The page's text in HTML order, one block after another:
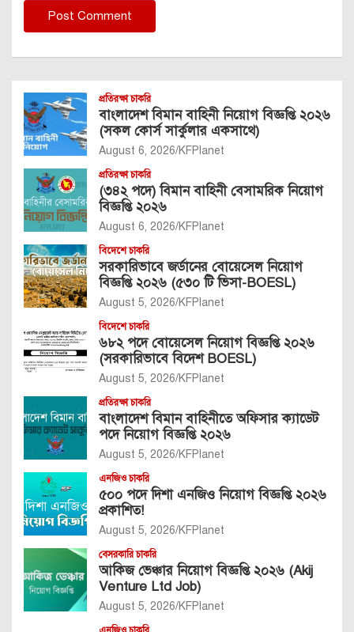
প্রতিরক্ষা চাকরি
বাংলাদেশ বিমান বাহিনী নিয়োগ বিজ্ঞপ্তি ২০২৬
(সকল কোর্স সার্কুলার একসাথে)
August 6, 2026 KFPlanet
প্রতিরক্ষা চাকরি
(৩৪২ পদে) বিমান বাহিনী বেসামরিক নিয়োগ
বিজ্ঞপ্তি ২০২৬
August 6, 2026 KFPlanet
বিদেশে চাকরি
সরকারিভাবে জর্ডানের বোয়েসেল নিয়োগ
বিজ্ঞপ্তি ২০২৬ (৫৩০ টি ভিসা-BOESL)
August 5, 2026 KFPlanet
বিদেশে চাকরি
৬৮২ পদে বোয়েসেল নিয়োগ বিজ্ঞপ্তি ২০২৬
(সরকারিভাবে বিদেশ BOESL)
August 5, 2026 KFPlanet
প্রতিরক্ষা চাকরি
বাংলাদেশ বিমান বাহিনীতে অফিসার ক্যাডেট
পদে নিয়োগ বিজ্ঞপ্তি ২০২৬
August 5, 2026 KFPlanet
এনজিও চাকরি
৫০০ পদে দিশা এনজিও নিয়োগ বিজ্ঞপ্তি ২০২৬
প্রকাশিত!
August 5, 2026 KFPlanet
বেসরকারি চাকরি
আকিজ ভেঞ্চার নিয়োগ বিজ্ঞপ্তি ২০২৬ (Akij
Venture Ltd Job)
August 5, 2026 KFPlanet